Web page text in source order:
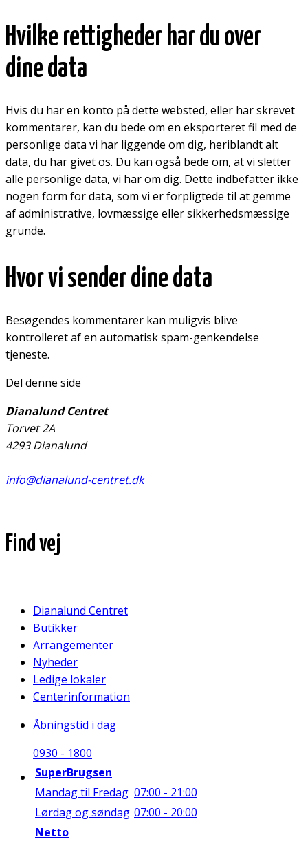
Hvilke rettigheder har du over
dine data
Hvis du har en konto på dette websted, eller har skrevet
kommentarer, kan du bede om en eksporteret fil med de
personlige data vi har liggende om dig, heriblandt alt
data, du har givet os. Du kan også bede om, at vi sletter
alle personlige data, vi har om dig. Dette indbefatter ikke
nogen form for data, som vi er forpligtede til at gemme
af administrative, lovmæssige eller sikkerhedsmæssige
grunde.
Hvor vi sender dine data
Besøgendes kommentarer kan muligvis blive
kontrolleret af en automatisk spam-genkendelse
tjeneste.
Del denne side
Dianalund Centret
Torvet 2A
4293 Dianalund
info@dianalund-centret.dk
Find vej
Dianalund Centret
Butikker
Arrangementer
Nyheder
Ledige lokaler
Centerinformation
Åbningstid i dag
0930 - 1800
SuperBrugsen
Mandag til Fredag 07:00 - 21:00
Lørdag og søndag 07:00 - 20:00
Netto